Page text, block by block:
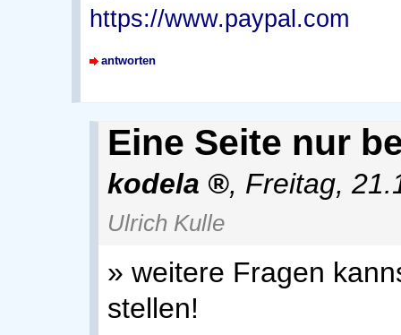
https://www.paypal.com
antworten
Eine Seite nur
kodela , Freitag,
Ulrich Kulle
» weitere Fragen
stellen!